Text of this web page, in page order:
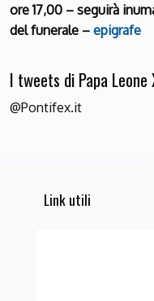
ore 17,00 – seguirà
del funerale – epigrafe
I tweets di Papa Leone
@Pontifex.it
Link utili